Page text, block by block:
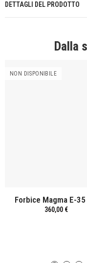
DETTAGLI DEL PRODOTTO
Dalla
NON DISPONIBILE
Forbice Magma E-35
360,00 €